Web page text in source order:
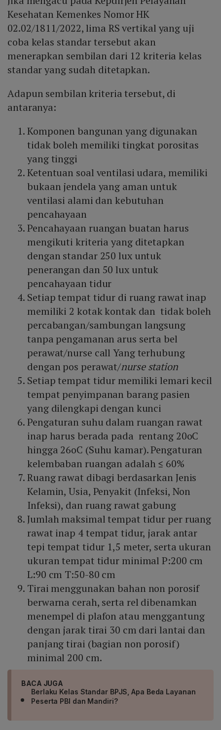
Kesehatan Kemenkes Nomor HK
02.02/1811/2022, lima RS vertikal yang uji
coba kelas standar tersebut akan
menerapkan sembilan dari 12 kriteria kelas
standar yang sudah ditetapkan.
Adapun sembilan kriteria tersebut, di
antaranya:
Komponen bangunan yang digunakan
tidak boleh memiliki tingkat porositas
yang tinggi
Ketentuan soal ventilasi udara, memiliki
bukaan jendela yang aman untuk
ventilasi alami dan kebutuhan
pencahayaan
Pencahayaan ruangan buatan harus
mengikuti kriteria yang ditetapkan
dengan standar 250 lux untuk
penerangan dan 50 lux untuk
pencahayaan tidur
Setiap tempat tidur di ruang rawat inap
memiliki 2 kotak kontak dan tidak boleh
percabangan/sambungan langsung
tanpa pengamanan arus serta bel
perawat/nurse call Yang terhubung
dengan pos perawat/nurse station
Setiap tempat tidur memiliki lemari kecil
tempat penyimpanan barang pasien
yang dilengkapi dengan kunci
Pengaturan suhu dalam ruangan rawat
inap harus berada pada rentang 20oC
hingga 26oC (Suhu kamar). Pengaturan
kelembaban ruangan adalah ≤ 60%
Ruang rawat dibagi berdasarkan Jenis
Kelamin, Usia, Penyakit (Infeksi, Non
Infeksi), dan ruang rawat gabung
Jumlah maksimal tempat tidur per ruang
rawat inap 4 tempat tidur, jarak antar
tepi tempat tidur 1,5 meter, serta ukuran
ukuran tempat tidur minimal P:200 cm
L:90 cm T:50-80 cm
Tirai menggunakan bahan non porosif
berwarna cerah, serta rel dibenamkan
menempel di plafon atau menggantung
dengan jarak tirai 30 cm dari lantai dan
panjang tirai (bagian non porosif)
minimal 200 cm.
BACA JUGA
Berlaku Kelas Standar BPJS, Apa Beda Layanan
Peserta PBI dan Mandiri?